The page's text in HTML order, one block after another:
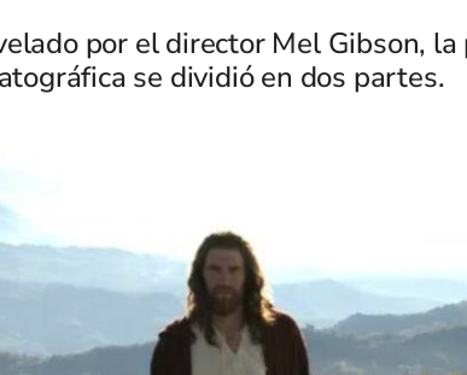
por el director Mel Gibson, la
se dividió en dos partes.